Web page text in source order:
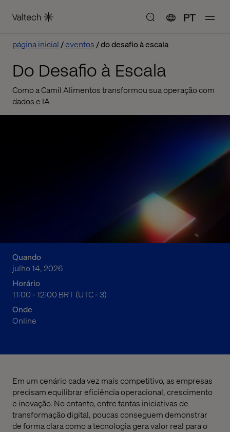
PT
página inicial eventos do desafio à escala
Do Desafio à Escala
Como a Camil Alimentos transformou sua operação com
dados e IA
Quando
julho 14, 2026
Horário
08:00 AM to 09:00 AM Brasília Time
11:00 - 12:00 BRT (UTC - 3)
Onde
Online
Em um cenário cada vez mais competitivo, as empresas
precisam equilibrar eficiência operacional, crescimento
e inovação. No entanto, entre tantas iniciativas de
transformação digital, poucas conseguem demonstrar
de forma clara como a tecnologia gera valor real para o